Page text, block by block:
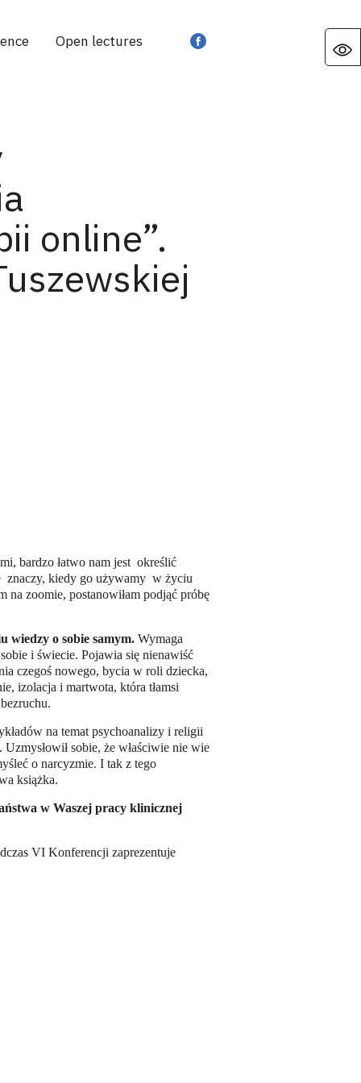
Open lectures
online”.
bardzo łatwo nam jest określić
znaczy, kiedy go używamy w życiu
na zoomie, postanowiłam podjąć próbę
wiedzy o sobie samym. Wymaga
i świecie. Pojawia się nienawiść
czegoś nowego, bycia w roli dziecka,
izolacja i martwota, która tłamsi
na temat psychoanalizy i religii
sobie, że właściwie nie wie
o narcyzmie. I tak z tego
książka.
w Waszej pracy klinicznej
VI Konferencji zaprezentuje